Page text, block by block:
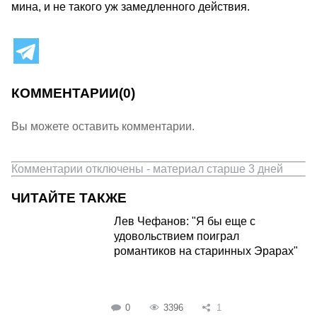
мина, и не такого уж замедленного действия.
КОММЕНТАРИИ(0)
Вы можете оставить комментарии.
Комментарии отключены - материал старше 3 дней
ЧИТАЙТЕ ТАКЖЕ
Лев Чефанов: "Я бы еще с
удовольствием поиграл
романтиков на старинных Эрарах"
0 3396 1